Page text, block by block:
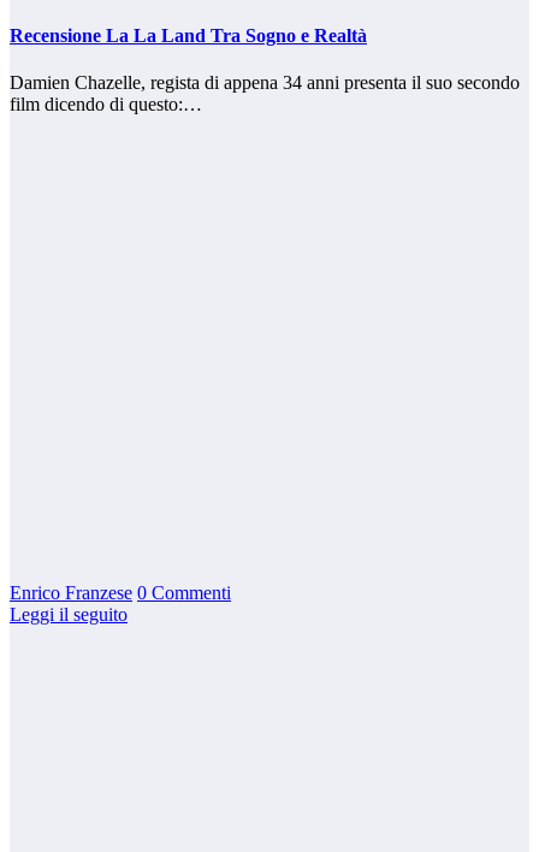
Recensione La La Land Tra Sogno e Realtà
Damien Chazelle, regista di appena 34 anni presenta il suo secondo
film dicendo di questo:…
Enrico Franzese 0 Commenti
Leggi il seguito